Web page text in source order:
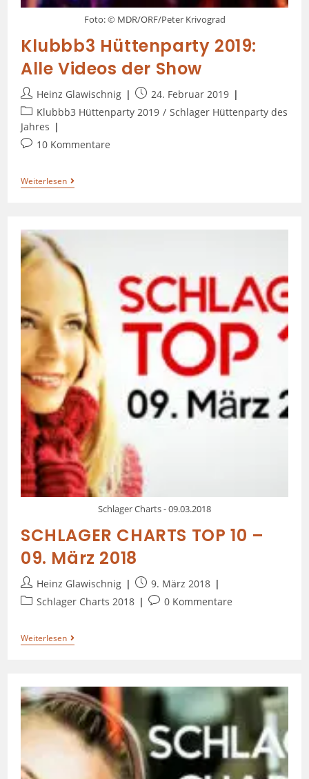
Foto: © MDR/ORF/Peter Krivograd
Klubbb3 Hüttenparty 2019:
Alle Videos der Show
Heinz Glawischnig
24. Februar 2019
Klubbb3 Hüttenparty 2019 / Schlager Hüttenparty des
Jahres
10 Kommentare
Weiterlesen
Schlager Charts - 09.03.2018
SCHLAGER CHARTS TOP 10 –
09. März 2018
Heinz Glawischnig
9. März 2018
Schlager Charts 2018
0 Kommentare
Weiterlesen